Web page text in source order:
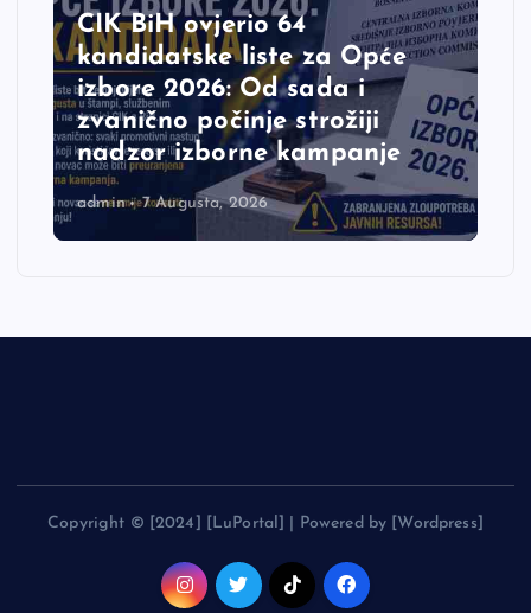
CIK BiH ovjerio 64
kandidatske liste za Opće
izbore 2026: Od sada i
zvanično počinje strožiji
nadzor izborne kampanje
admin 7 Augusta, 2026
Copyright © [2024] [LuPortal] | Powered by [Wordpress]